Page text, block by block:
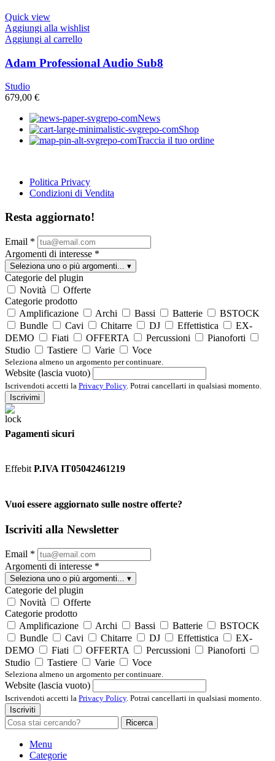
Quick view
Aggiungi alla wishlist
Aggiungi al carrello
Adam Professional Audio Sub8
Studio
679,00 €
News
Shop
Traccia il tuo ordine
Politica Privacy
Condizioni di Vendita
Resta aggiornato!
Email *
Argomenti di interesse *
Seleziona uno o più argomenti... ▾
Categorie del plugin
Novità
Offerte
Categorie prodotto
Amplificazione
Archi Bassi Batterie
BSTOCK
Bundle
Cavi Chitarre DJ Effettistica
EX-
DEMO
Fiati OFFERTA Percussioni
Pianoforti
Studio
Tastiere Varie Voce
Seleziona almeno un argomento per continuare.
Website (lascia vuoto)
Iscrivendoti accetti la Privacy Policy. Potrai cancellarti in qualsiasi momento.
Iscrivimi
Pagamenti sicuri
Effebit P.IVA IT05042461219
Vuoi essere aggiornato sulle nostre offerte?
Iscriviti alla Newsletter
Email *
Argomenti di interesse *
Seleziona uno o più argomenti... ▾
Categorie del plugin
Novità
Offerte
Categorie prodotto
Amplificazione
Archi Bassi Batterie
BSTOCK
Bundle
Cavi Chitarre DJ Effettistica
EX-
DEMO
Fiati OFFERTA Percussioni
Pianoforti
Studio
Tastiere Varie Voce
Seleziona almeno un argomento per continuare.
Website (lascia vuoto)
Iscrivendoti accetti la Privacy Policy. Potrai cancellarti in qualsiasi momento.
Iscriviti
Ricerca
Menu
Categorie